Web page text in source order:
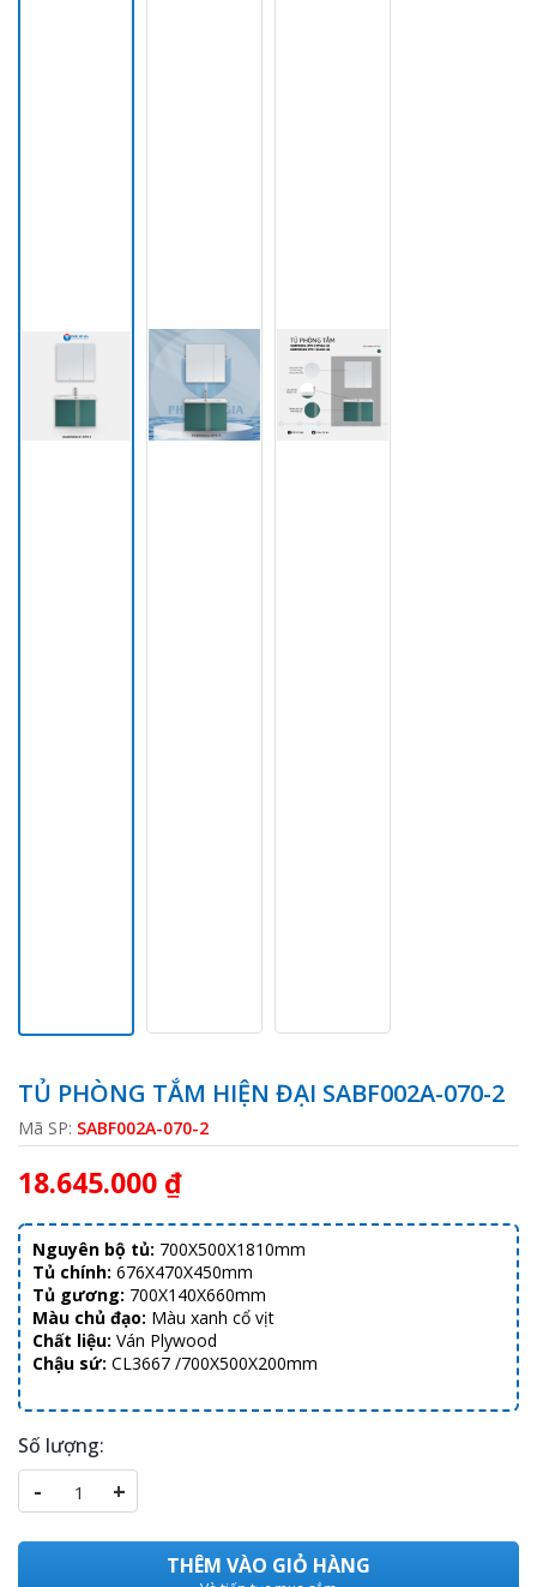
TỦ PHÒNG TẮM HIỆN ĐẠI SABF002A-070-2
Mã SP: SABF002A-070-2
18.645.000 ₫
Nguyên bộ tủ: 700X500X1810mm
Tủ chính: 676X470X450mm
Tủ gương: 700X140X660mm
Màu chủ đạo: Màu xanh cổ vịt
Chất liệu: Ván Plywood
Chậu sứ: CL3667 /700X500X200mm
Số lượng:
- +
THÊM VÀO GIỎ HÀNG